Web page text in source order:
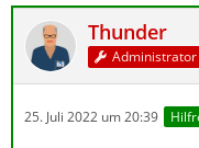
Thunder
Administrator
25. Juli 2022 um 20:39